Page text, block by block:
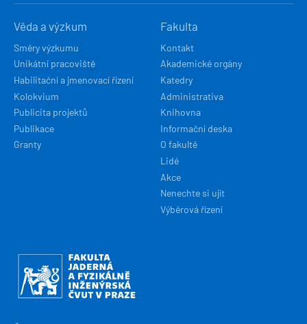
Věda a výzkum
Směry výzkumu
Unikátní pracoviště
Habilitační a jmenovací řízení
Kolokvium
Publicita projektů
Publikace
Granty
Fakulta
Kontakt
Akademické orgány
Katedry
Administrativa
Knihovna
Informační deska
O fakultě
Lidé
Akce
Nenechte si ujít
Výběrová řízení
Obrázek